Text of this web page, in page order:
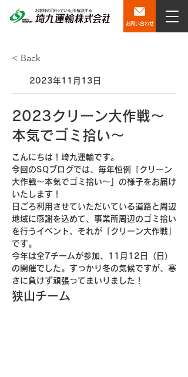
お問い合わせ
< Back
2023年11月13日
2023クリーン大作戦～
本気でゴミ拾い～
こんにちは！埼九運輸です。
今回のSQブログでは、毎年恒例「クリーン
大作戦～本気でゴミ拾い～」の様子をお届け
いたします！
日ごろ利用させていただいている道路と周辺
地域に感謝を込めて、事業所周辺のゴミ拾い
を行うイベント、それが「クリーン大作戦」
です。
今年は全7チームが参加、11月12日（日）
の開催でした。すっかり冬の気候ですが、寒
さに負けず頑張ってまいりました！
狭山チーム